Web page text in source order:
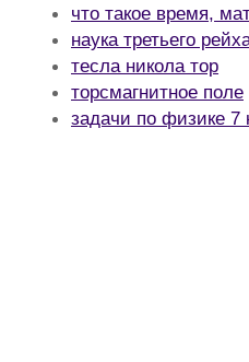
что такое время,
наука третьего
тесла никола тор
торсмагнитное поле
задачи по физике 7